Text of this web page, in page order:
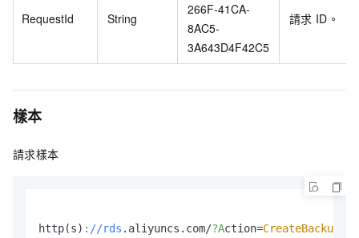
RequestId String
266F-41CA-
8AC5-
3A643D4F42C5
請求 ID。
樣本
請求樣本
http(s) ://rds .aliyuncs.com/?Action=CreateBackup